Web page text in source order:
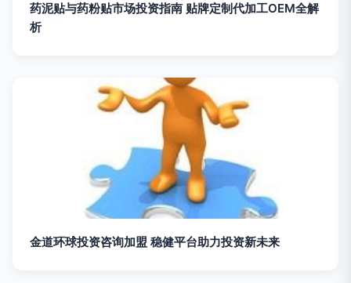
药泥贴与药粉贴市场投资指南 贴牌定制代加工OEM全解
析
金道环球投资咨询加盟 稳健平台助力投资新未来